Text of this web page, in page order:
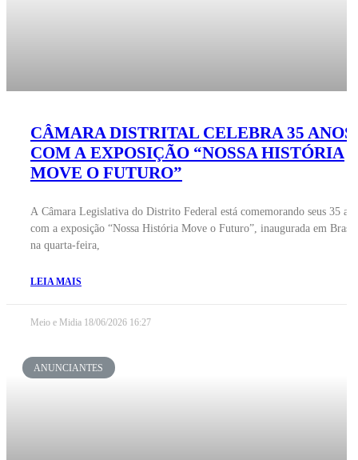
CÂMARA DISTRITAL CELEBRA 35 ANOS
COM A EXPOSIÇÃO “NOSSA HISTÓRIA
MOVE O FUTURO”
A Câmara Legislativa do Distrito Federal está comemorando seus 35
com a exposição “Nossa História Move o Futuro”, inaugurada em
na quarta-feira,
LEIA MAIS
Meio e Midia 18/06/2026 16:27
ANUNCIANTES